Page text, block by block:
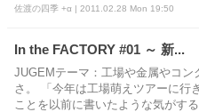
佐渡の四季 +α | 2011.02.28 Mon 19:50
In the FACTORY #01 ～ 新...
JUGEMテーマ：工場や金属やコン
さ。 「今年は工場萌えツアーに行
ことを以前に書いたような気がす